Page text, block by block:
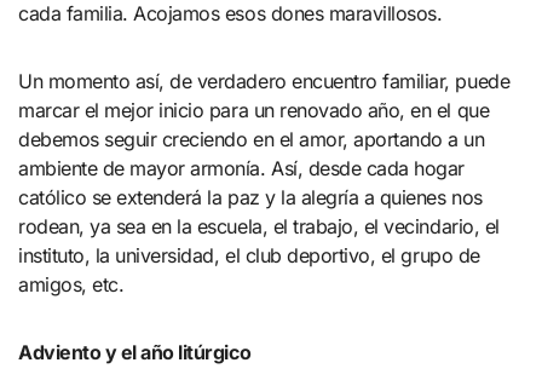
cada familia. Acojamos esos dones maravillosos.
Un momento así, de verdadero encuentro familiar, puede
marcar el mejor inicio para un renovado año, en el que
debemos seguir creciendo en el amor, aportando a un
ambiente de mayor armonía. Así, desde cada hogar
católico se extenderá la paz y la alegría a quienes nos
rodean, ya sea en la escuela, el trabajo, el vecindario, el
instituto, la universidad, el club deportivo, el grupo de
amigos, etc.
Adviento y el año litúrgico